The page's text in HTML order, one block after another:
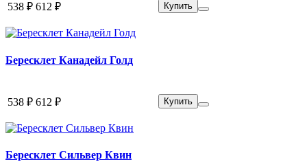
538 ₽ 612 ₽ Купить
Бересклет Канадейл Голд
538 ₽ 612 ₽ Купить
Бересклет Сильвер Квин